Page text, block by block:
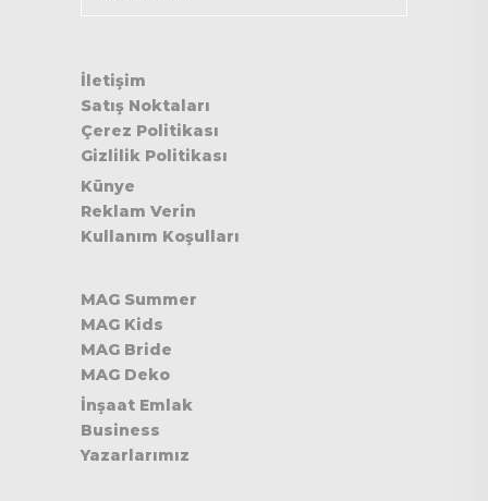
İletişim
Satış Noktaları
Çerez Politikası
Gizlilik Politikası
Künye
Reklam Verin
Kullanım Koşulları
MAG Summer
MAG Kids
MAG Bride
MAG Deko
İnşaat Emlak
Business
Yazarlarımız